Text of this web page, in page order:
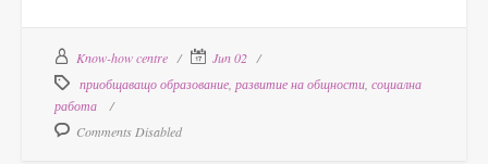
Know-how centre
Jun 02
приобщаващо образование развитие на общности социална
работа
Comments Disabled